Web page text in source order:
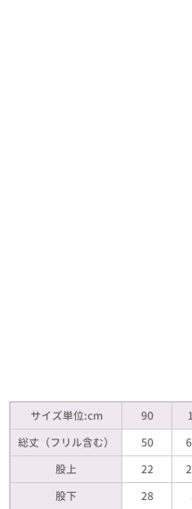
サイズ単位:cm 90
総丈（フリル含む）
50
股上
22
股下
28